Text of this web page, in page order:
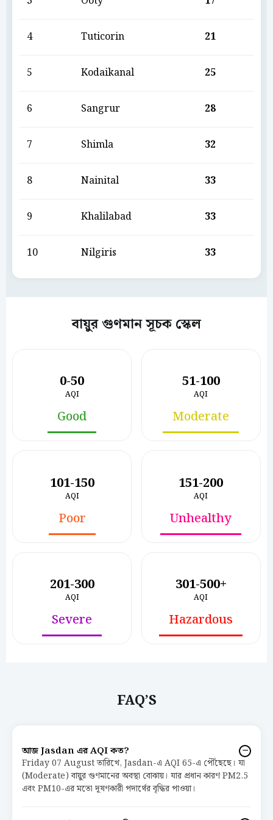
4 Tuticorin 21
5 Kodaikanal 25
6 Sangrur 28
7 Shimla 32
8 Nainital 33
9 Khalilabad 33
10 Nilgiris 33
বায়ুর গুণমান সূচক স্কেল
0-50
AQI
Good
51-100
AQI
Moderate
101-150
AQI
Poor
151-200
AQI
Unhealthy
201-300
AQI
Severe
301-500+
AQI
Hazardous
FAQ’S
আজ Jasdan এর AQI কত?
Friday 07 August তারিখে, Jasdan-এ AQI 65-এ পৌঁছেছে। যা
(Moderate) বায়ুর গুণমানের অবস্থা বোঝায়। যার প্রধান কারণ PM2.5
এবং PM10-এর মতো দূষণকারী পদার্থের বৃদ্ধির পাওয়া।